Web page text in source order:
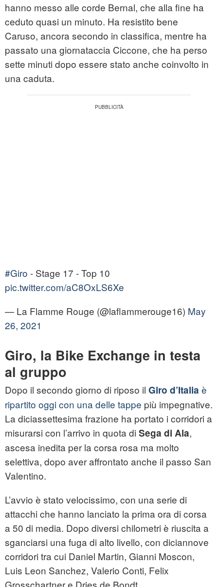
hanno messo alle corde Bernal, che alla fine ha
ceduto quasi un minuto. Ha resistito bene
Caruso, ancora secondo in classifica, mentre ha
passato una giornataccia Ciccone, che ha perso
sette minuti dopo essere stato anche coinvolto in
una caduta.
#Giro - Stage 17 - Top 10
pic.twitter.com/aC8OxLS6Xe
— La Flamme Rouge (@laflammerouge16) May
26, 2021
Giro, la Bike Exchange in testa
al gruppo
Dopo il secondo giorno di riposo il Giro d’Italia è
ripartito oggi con una delle tappe più impegnative.
La diciassettesima frazione ha portato i corridori a
misurarsi con l’arrivo in quota di Sega di Ala,
ascesa inedita per la corsa rosa ma molto
selettiva, dopo aver affrontato anche il passo San
Valentino.
L’avvio è stato velocissimo, con una serie di
attacchi che hanno lanciato la prima ora di corsa
a 50 di media. Dopo diversi chilometri è riuscita a
sganciarsi una fuga di alto livello, con diciannove
corridori tra cui Daniel Martin, Gianni Moscon,
Luis Leon Sanchez, Valerio Conti, Felix